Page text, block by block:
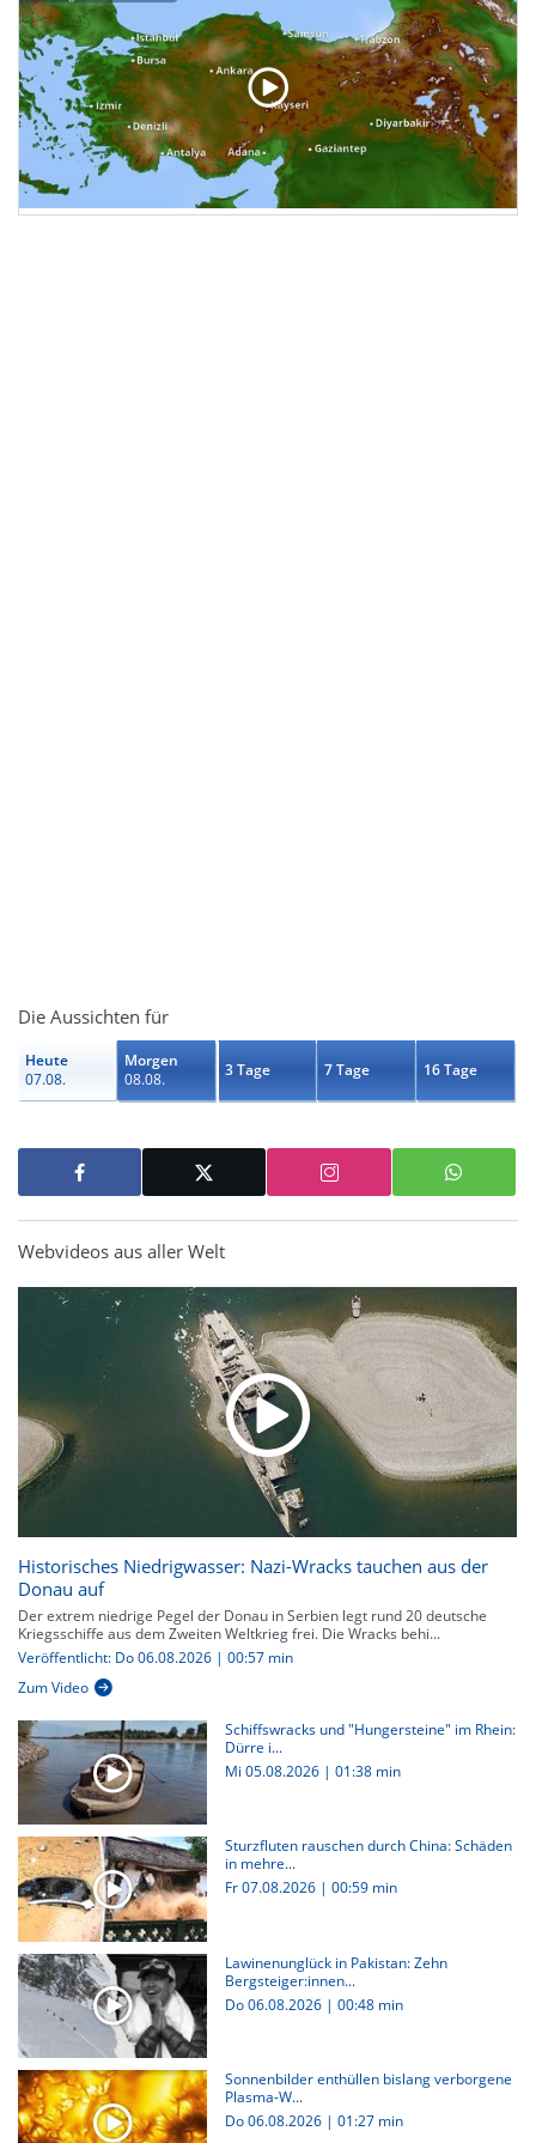
Die Aussichten für
Heute
07.08.
Morgen
08.08.
3 Tage 7 Tage 16 Tage
Webvideos aus aller Welt
Historisches Niedrigwasser: Nazi-Wracks tauchen aus der
Donau auf
Der extrem niedrige Pegel der Donau in Serbien legt rund 20 deutsche
Kriegsschiffe aus dem Zweiten Weltkrieg frei. Die Wracks behi...
Veröffentlicht: Do 06.08.2026 | 00:57 min
Zum Video
Schiffswracks und "Hungersteine" im Rhein:
Dürre i...
Mi 05.08.2026 | 01:38 min
Sturzfluten rauschen durch China: Schäden
in mehre...
Fr 07.08.2026 | 00:59 min
Lawinenunglück in Pakistan: Zehn
Bergsteiger:innen...
Do 06.08.2026 | 00:48 min
Sonnenbilder enthüllen bislang verborgene
Plasma-W...
Do 06.08.2026 | 01:27 min